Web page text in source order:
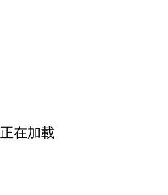
正在加載